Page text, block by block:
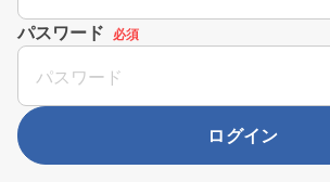
パスワード 必須
ログイン